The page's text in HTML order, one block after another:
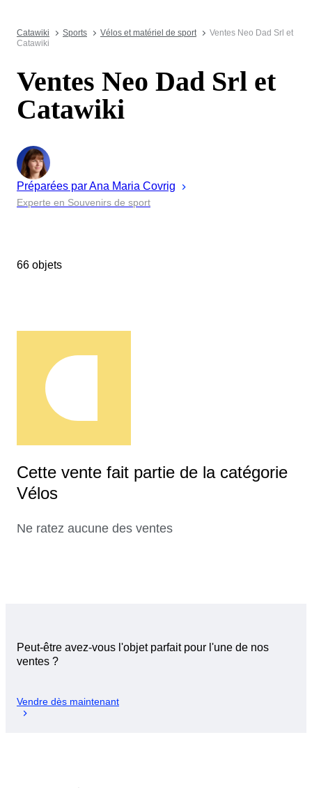
Catawiki Sports Vélos et matériel de sport
Ventes Neo Dad Srl et
Catawiki
Ventes Neo Dad Srl et
Catawiki
Préparées parAna Maria Covrig
Experte en Souvenirs de sport
66 objets
Cette vente fait partie de la catégorie
Vélos
Ne ratez aucune des ventes
Peut-être avez-vous l'objet parfait pour l'une de nos
ventes ?
Vendre dès maintenant